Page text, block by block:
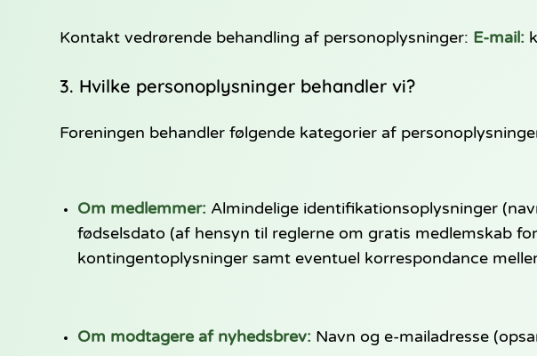
Kontakt vedrørende behandling af personoplysninger: E-mail:
3. Hvilke personoplysninger behandler vi?
Foreningen behandler følgende kategorier af
Om medlemmer: Almindelige identifikationsoplysninger
fødselsdato (af hensyn til reglerne om gratis medlemskab
kontingentoplysninger samt eventuel korrespondance
Om modtagere af nyhedsbrev: Navn og e-mailadresse